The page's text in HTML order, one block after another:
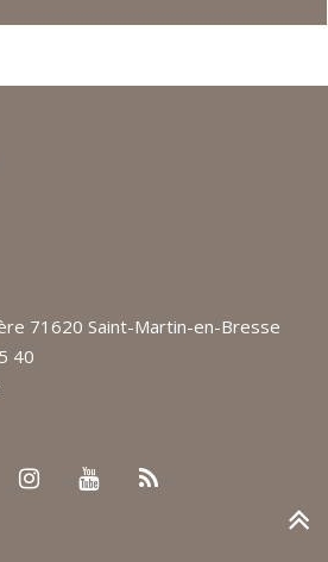
71620 Saint-Martin-en-Bresse
40